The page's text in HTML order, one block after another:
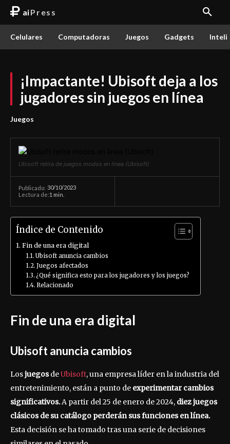
aiPress
Celulares Computadoras Juegos Gadgets
¡Impactante! Ubisoft deja a los
jugadores sin juegos en línea
Juegos
Ubisoft retira de juegos modos en linea (Ubisoft)
Publicado: 30/10/2023
Lectura de:1 min.
Índice de Contenido
Fin de una era digital
Ubisoft anuncia cambios
Juegos afectados
¿Qué significa esto para los jugadores y los juegos?
Relacionado
Fin de una era digital
Ubisoft anuncia cambios
LosjuegosdeUbisoft, una empresa líder en la industria del
entretenimiento, están a punto de experimentar cambios
significativos.A partir del 25 de enero de 2024, diez juegos
clásicos de su catálogo perderán sus funciones en línea.
Esta decisión se ha tomado tras una serie de decisiones